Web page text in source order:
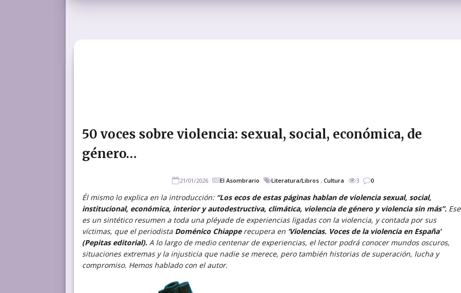
50 voces sobre violencia: sexual, social, económica, de
género…
21/01/2026 El Asombrario Literatura/Libros , Cultura 3 0
Él mismo lo explica en la introducción: “Los ecos de estas páginas hablan de violencia sexual, social,
institucional, económica, interior y autodestructiva, climática, violencia de género y violencia sin más”. Ese
es un sintético resumen a toda una pléyade de experiencias ligadas con la violencia, y contada por sus
víctimas, que el periodista Doménico Chiappe recupera en ‘Violencias. Voces de la violencia en España’
(Pepitas editorial). A lo largo de medio centenar de experiencias, el lector podrá conocer mundos oscuros,
situaciones extremas y la injusticia que nadie se merece, pero también historias de superación, lucha y
compromiso. Hemos hablado con el autor.